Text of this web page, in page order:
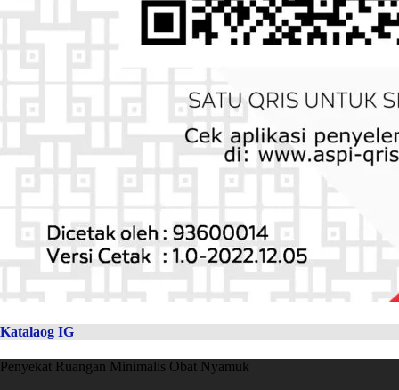
Katalaog IG
Penyekat Ruangan Minimalis Obat Nyamuk